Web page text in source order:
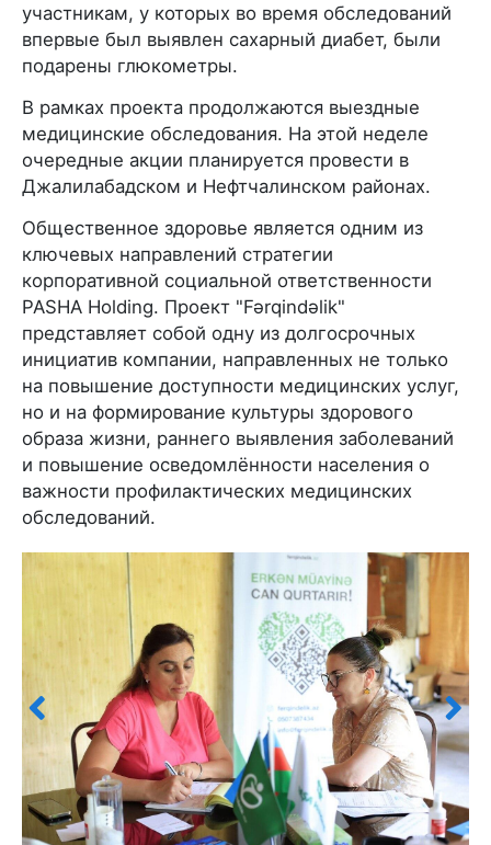
участникам, у которых во время обследований
впервые был выявлен сахарный диабет, были
подарены глюкометры.
В рамках проекта продолжаются выездные
медицинские обследования. На этой неделе
очередные акции планируется провести в
Джалилабадском и Нефтчалинском районах.
Общественное здоровье является одним из
ключевых направлений стратегии
корпоративной социальной ответственности
PASHA Holding. Проект "Fərqindəlik"
представляет собой одну из долгосрочных
инициатив компании, направленных не только
на повышение доступности медицинских услуг,
но и на формирование культуры здорового
образа жизни, раннего выявления заболеваний
и повышение осведомлённости населения о
важности профилактических медицинских
обследований.